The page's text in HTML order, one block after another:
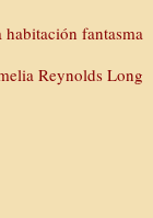
habitación fantasma
Reynolds Long